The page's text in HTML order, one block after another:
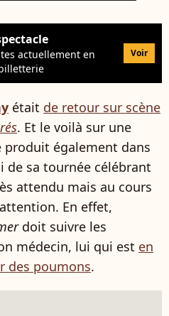
actuellement en
Voir
était de retour sur scène
. Et le voilà sur une
produit également dans
de sa tournée célébrant
attendu mais au cours
En effet,
doit suivre les
médecin, lui qui est en
des poumons.